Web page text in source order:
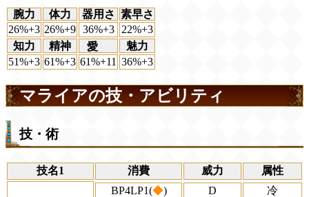
腕力 体力 器用さ 素早さ
26%+3 26%+9 36%+3
22%+3
知力
精神 愛
魅力
51%+3 61%+3 61%+11 36%+3
マライアの技・アビリティ
技・術
技名1 消費 威力 属性
BP4LP1(◆) D
冷